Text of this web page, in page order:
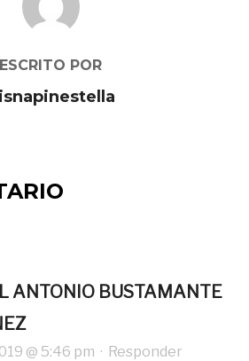
ESCRITO POR
ANTONIO BUSTAMANTE
@ 5:46 pm · Responder